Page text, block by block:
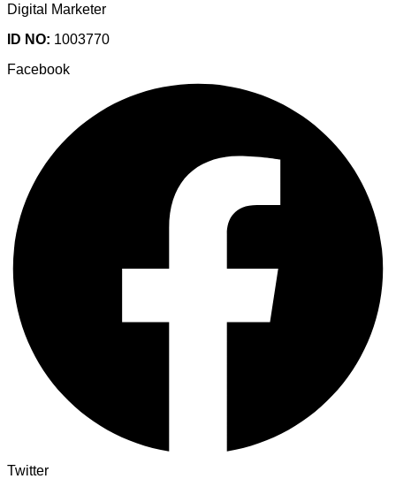
Digital Marketer
ID NO: 1003770
Facebook
Twitter